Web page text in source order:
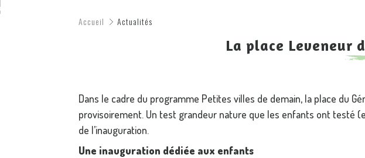
Accueil Actualités
La place Leveneur
Dans le cadre du programme Petites villes de demain, la place du
provisoirement. Un test grandeur nature que les enfants ont testé
de l’inauguration.
Une inauguration dédiée aux enfants